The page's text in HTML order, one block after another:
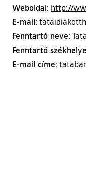
Weboldal: http://
E-mail:
Fenntartó neve:
Fenntartó
E-mail címe: